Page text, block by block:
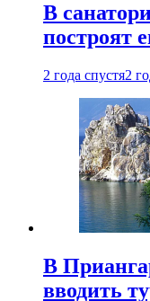
В
построят
2 года спустя2
В
вводить